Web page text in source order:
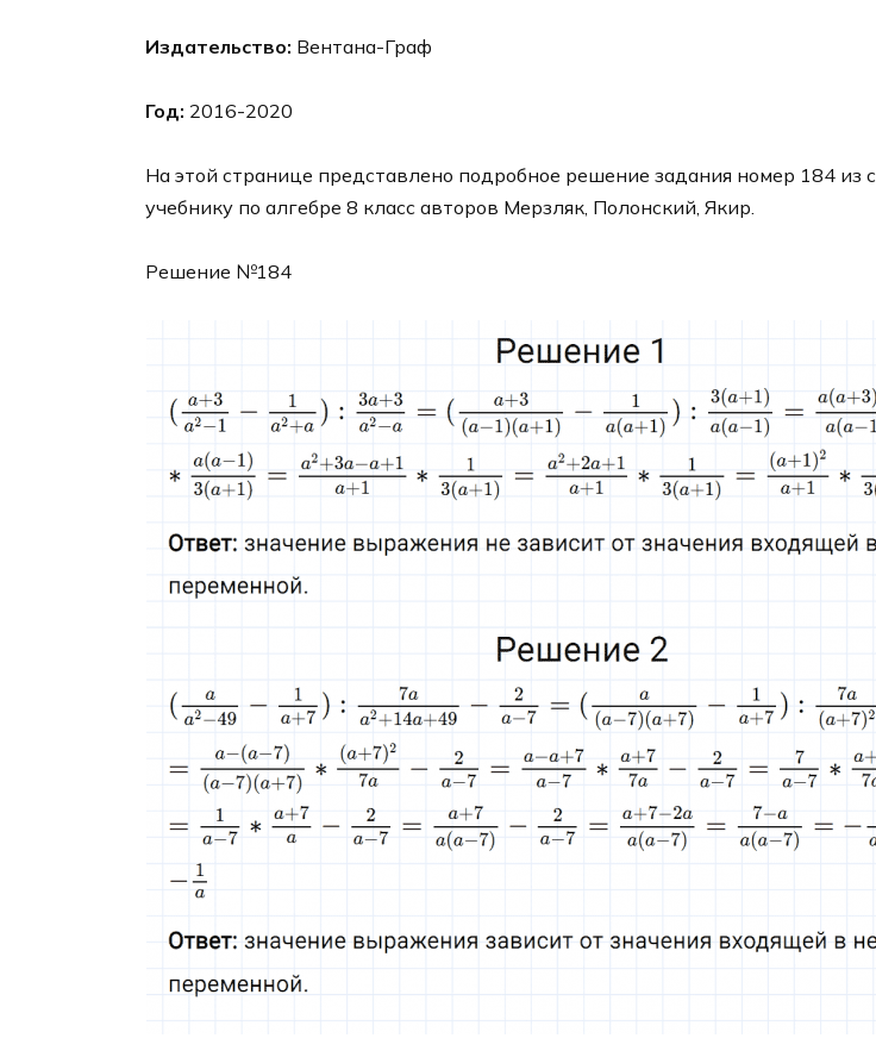
Издательство: Вентана-Граф
Год: 2016-2020
На этой странице представлено подробное решение задания номер 184 из
учебнику по алгебре 8 класс авторов Мерзляк, Полонский, Якир.
Решение №184